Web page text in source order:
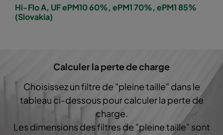
1060 490x592x600-6
1060 287x592x600-4 ePM10 60%
1060 592x592x600-6 ePM10 60% M5
1060 592x490x600-6 ePM10 60% M5
Hi-Flo A, UF ePM10 60%, ePM1 70%, ePM1 85%
(Slovakia)
Calculer la perte de charge
Choisissez un filtre de "pleine taille" dans le
tableau ci-dessous pour calculer la perte de
charge.
Les dimensions des filtres de "pleine taille" sont